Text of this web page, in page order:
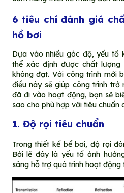
6 tiêu chí đánh giá
hồ bơi
Dựa vào nhiều góc độ, yếu tố
thể xác định được chất
không đạt. Với công trình mới
điều này sẽ giúp công trình trở
đã đi vào hoạt động, bạn sẽ
sao cho phù hợp với tiêu chuẩn
1. Độ rọi tiêu chuẩn
Trong thiết kế bể bơi, độ rọi
Bởi lẽ đây là yếu tố ảnh
sáng hỗ trợ quá trình hoạt động